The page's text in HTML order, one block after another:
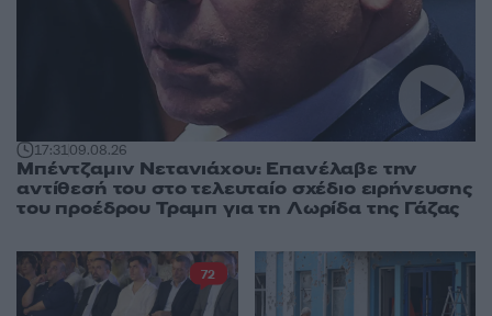
17:3109.08.26
Μπέντζαμιν Νετανιάχου: Επανέλαβε την
αντίθεσή του στο τελευταίο σχέδιο ειρήνευσης
του προέδρου Τραμπ για τη Λωρίδα της Γάζας
72